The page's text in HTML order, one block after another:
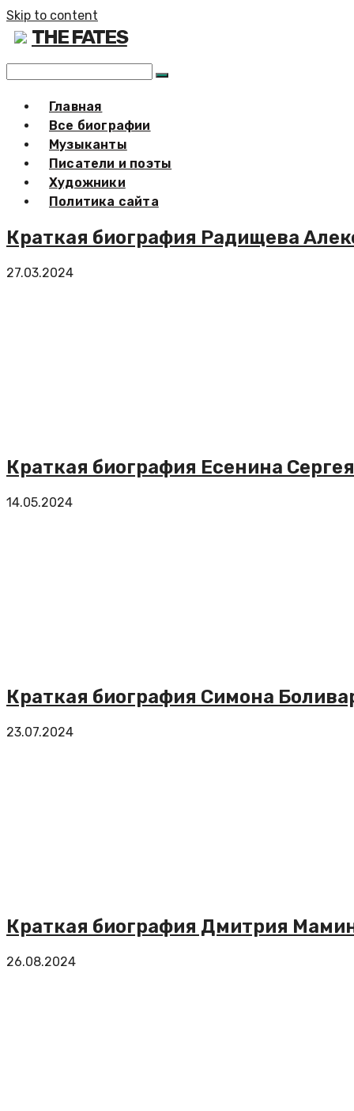
Skip to content
THE FATES
Главная
Все биографии
Музыканты
Писатели и поэты
Художники
Политика сайта
Краткая биография Радищева
27.03.2024
Краткая биография Есенина
14.05.2024
Краткая биография Симона
23.07.2024
Краткая биография Дмитрия
26.08.2024